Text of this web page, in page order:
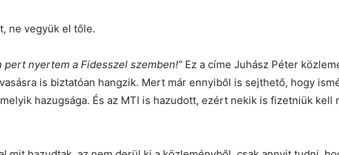
ne vegyük el tőle.
pert nyertem a Fidesszel szemben!” Ez a címe Juhász Péter
is biztatóan hangzik. Mert már ennyiből is sejthető, hogy
hazugsága. És az MTI is hazudott, ezért nekik is fizetniük kell